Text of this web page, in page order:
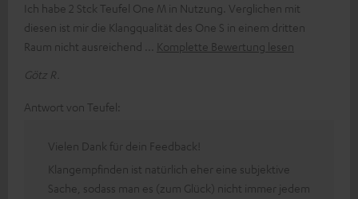
Ich habe 2 Stck Teufel One M in Nutzung. Verglichen mit
diesen ist mir die Klangqualität des One S in einem dritten
Raum nicht ausreichend
Komplette Bewertung lesen
Götz R.
Antwort von Teufel:
Vielen Dank für dein Feedback!
Klangempfinden ist natürlich eher eine subjektive
Sache, sodass man es (zum Glück) nicht immer jedem